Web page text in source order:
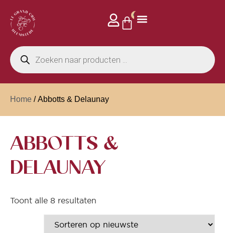
0
Home / Abbotts & Delaunay
ABBOTTS &
DELAUNAY
Toont alle 8 resultaten